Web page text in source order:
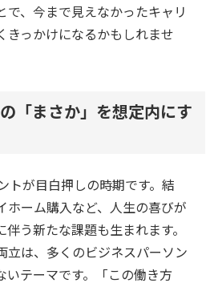
で、今まで見えなかったキャリ
きっかけになるかもしれませ
「まさか」を想定内にす
トが目白押しの時期です。結
ホーム購入など、人生の喜びが
う新たな課題も生まれます。
立は、多くのビジネスパーソン
いテーマです。「この働き方